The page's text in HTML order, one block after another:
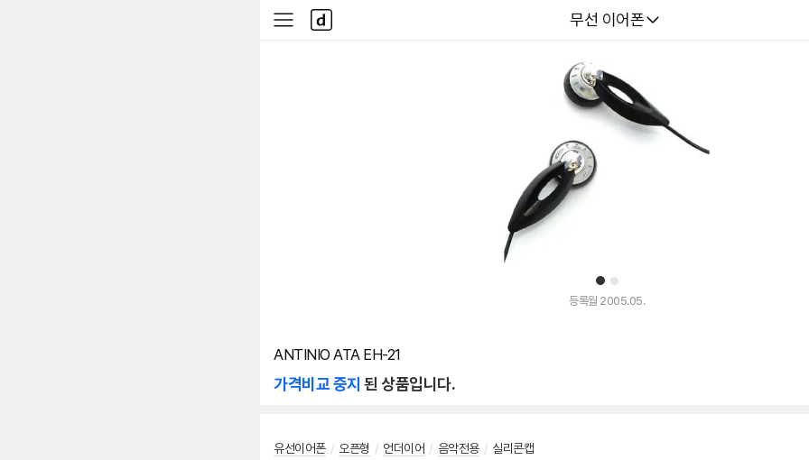
다나와
무선 이어폰
사
이
다
나
와
1 2
등록월 2005.05.
ANTINIO ATA EH-21
가격비교 중지 된 상품입니다.
유선이어폰 / 오픈형 / 언더이어 / 음악전용 / 실리콘캡